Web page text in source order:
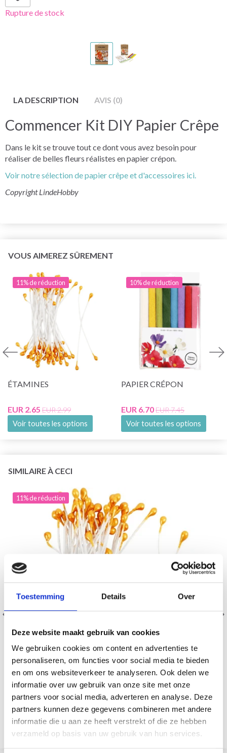
Toestemming Details Over
Deze website maakt gebruik van cookies
We gebruiken cookies om content en advertenties te
personaliseren, om functies voor social media te bieden
en om ons websiteverkeer te analyseren. Ook delen we
informatie over uw gebruik van onze site met onze
partners voor social media, adverteren en analyse. Deze
partners kunnen deze gegevens combineren met andere
informatie die u aan ze heeft verstrekt of die ze hebben
verzameld op basis van uw gebruik van hun services.
Rupture de stock
LA DESCRIPTION AVIS (0)
Commencer Kit DIY Papier Crêpe
Dans le kit se trouve tout ce dont vous avez besoin pour
réaliser de belles fleurs réalistes en papier crépon.
Voir notre sélection de papier crêpe et d'accessoires ici.
Copyright LindeHobby
VOUS AIMEREZ SÛREMENT
11% de réduction
ÉTAMINES
EUR 2.65 EUR 2.99
Voir toutes les options
10% de réduction
PAPIER CRÉPON
EUR 6.70EUR 7.45
Voir toutes les options
SIMILAIRE À CECI
11% de réduction
ÉTAMINES
EUR 2.65 EUR 2.99
Voir toutes les options